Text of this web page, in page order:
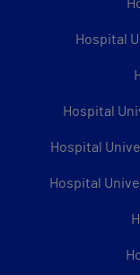
Hospital
Hospital
Hospital
Hospital